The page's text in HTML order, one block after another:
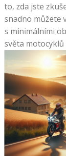
to, zda jste
snadno můžete
s minimálními
světa